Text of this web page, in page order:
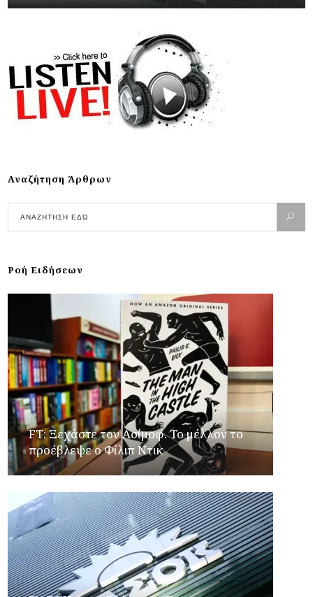
Αναζήτηση Άρθρων
Ροή Ειδήσεων
FT: Ξεχάστε τον Ασίμοφ. Το μέλλον το
προέβλεψε ο Φίλιπ Ντικ